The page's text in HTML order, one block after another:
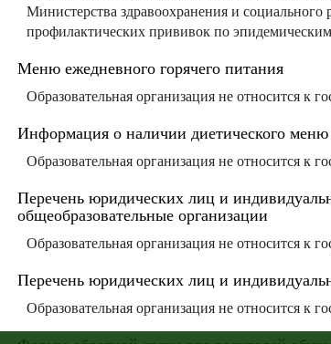
Министерства здравоохранения и
профилактических прививок по
Меню ежедневного горячего питания
Образовательная организация не относится к
Информация о наличии диетического меню
Образовательная организация не относится к
Перечень юридических лиц и
общеобразовательные организации
Образовательная организация не относится к
Перечень юридических лиц и
Образовательная организация не относится к